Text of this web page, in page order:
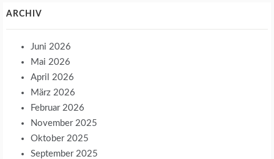
ARCHIV
Juni 2026
Mai 2026
April 2026
März 2026
Februar 2026
November 2025
Oktober 2025
September 2025